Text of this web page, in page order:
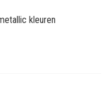
kleuren